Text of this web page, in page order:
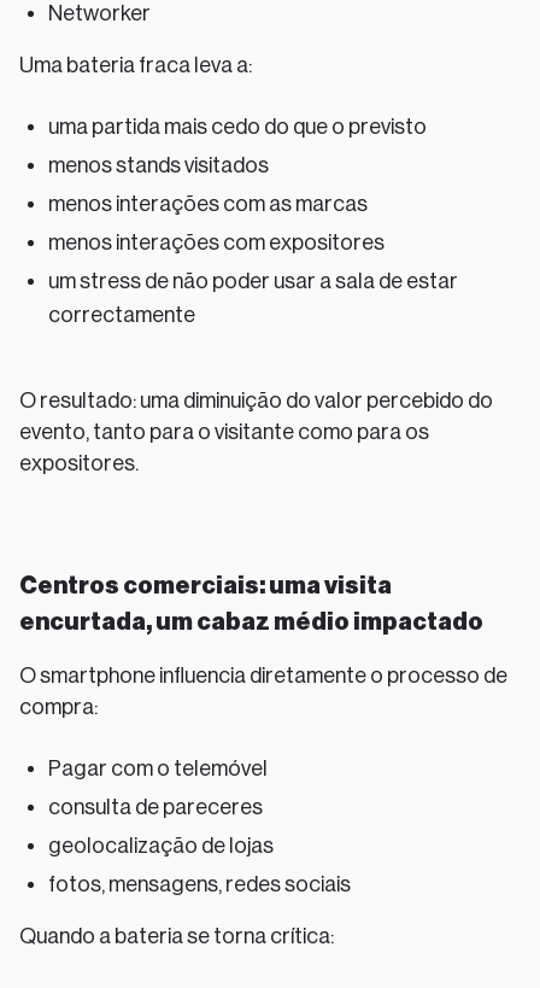
Networker
Uma bateria fraca leva a:
uma partida mais cedo do que o previsto
menos stands visitados
menos interações com as marcas
menos interações com expositores
um stress de não poder usar a sala de estar
correctamente
O resultado: uma diminuição do valor percebido do
evento, tanto para o visitante como para os
expositores.
Centros comerciais: uma visita
encurtada, um cabaz médio impactado
O smartphone influencia diretamente o processo de
compra:
Pagar com o telemóvel
consulta de pareceres
geolocalização de lojas
fotos, mensagens, redes sociais
Quando a bateria se torna crítica: